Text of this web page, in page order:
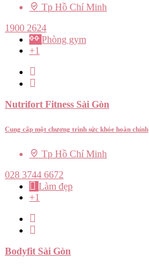
Tp Hồ Chí Minh
1900 2624
Phòng gym
+1
Nutrifort Fitness Sài Gòn
Cung cấp một chương trình sức khỏe hoàn chỉnh
Tp Hồ Chí Minh
028 3744 6672
Làm đẹp
+1
Bodyfit Sài Gòn